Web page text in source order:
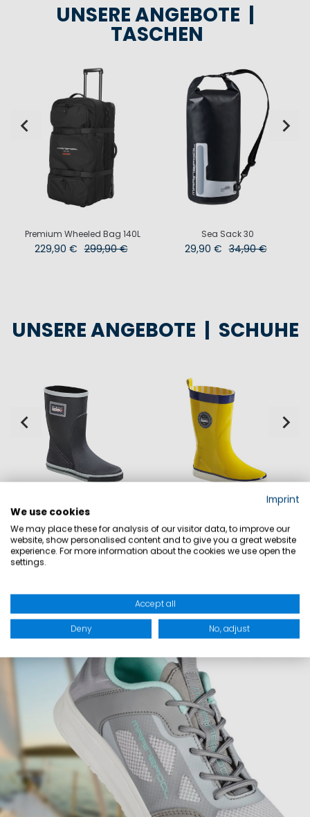
UNSERE ANGEBOTE |
TASCHEN
Premium Wheeled Bag 140L
229,90 € 299,90 €
Sea Sack 30
29,90 € 34,90 €
UNSERE ANGEBOTE | SCHUHE
Juist Kurzstiefel
29,90 € 69,90 €
Maia Damen Gummistiefel
19,90 € 64,90 €
Imprint
We use cookies
We may place these for analysis of our visitor data, to improve our
website, show personalised content and to give you a great website
experience. For more information about the cookies we use open the
settings.
Accept all
Deny No, adjust